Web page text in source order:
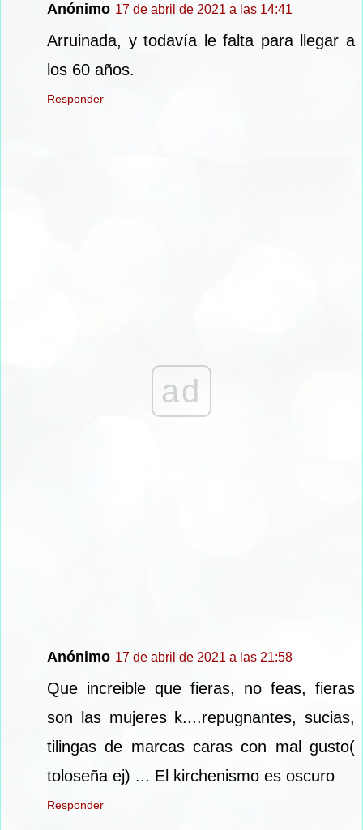
Anónimo 17 de abril de 2021 a las 14:41
Arruinada, y todavía le falta para llegar a
los 60 años.
Responder
ad
Anónimo 17 de abril de 2021 a las 21:58
Que increible que fieras, no feas, fieras
son las mujeres k....repugnantes, sucias,
tilingas de marcas caras con mal gusto(
toloseña ej) ... El kirchenismo es oscuro
Responder